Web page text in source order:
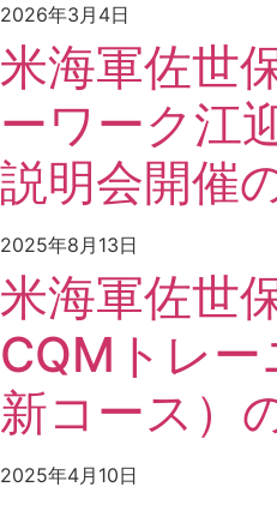
2026年3月4日
米海軍佐世
ーワーク江
説明会開催
2025年8月13日
米海軍佐世
CQMトレ
新コース）
2025年4月10日